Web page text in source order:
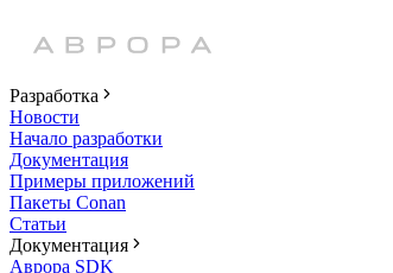
Разработка
Новости
Начало разработки
Документация
Примеры приложений
Пакеты Conan
Статьи
Документация
Аврора SDK